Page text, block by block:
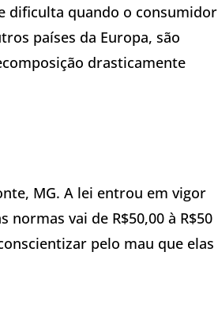
dificulta quando o consumidor
países da Europa, são
drasticamente
MG. A lei entrou em vigor
vai de R$50,00 à R$50
pelo mau que elas